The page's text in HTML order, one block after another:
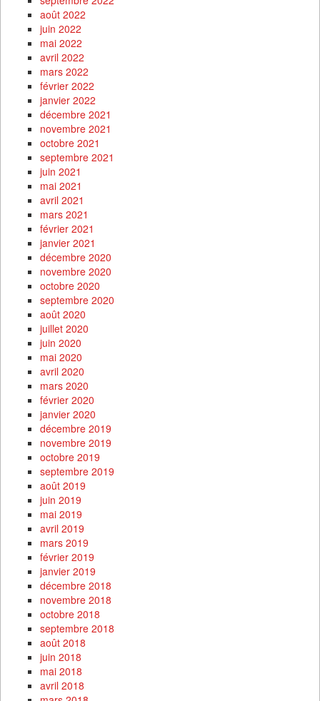
août 2022
juin 2022
mai 2022
avril 2022
mars 2022
février 2022
janvier 2022
décembre 2021
novembre 2021
octobre 2021
septembre 2021
juin 2021
mai 2021
avril 2021
mars 2021
février 2021
janvier 2021
décembre 2020
novembre 2020
octobre 2020
septembre 2020
août 2020
juillet 2020
juin 2020
mai 2020
avril 2020
mars 2020
février 2020
janvier 2020
décembre 2019
novembre 2019
octobre 2019
septembre 2019
août 2019
juin 2019
mai 2019
avril 2019
mars 2019
février 2019
janvier 2019
décembre 2018
novembre 2018
octobre 2018
septembre 2018
août 2018
juin 2018
mai 2018
avril 2018